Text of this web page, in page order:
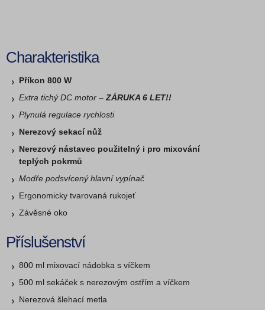
Charakteristika
Příkon 800 W
Extra tichý DC motor – ZÁRUKA 6 LET!!
Plynulá regulace rychlosti
Nerezový sekací nůž
Nerezový nástavec použitelný i pro mixování
teplých pokrmů
Modře podsvícený hlavní vypínač
Ergonomicky tvarovaná rukojeť
Závěsné oko
Příslušenství
800 ml mixovací nádobka s víčkem
500 ml sekáček s nerezovým ostřím a víčkem
Nerezová šlehací metla